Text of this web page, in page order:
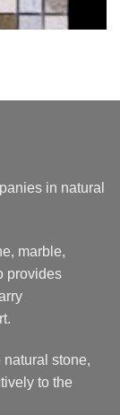
in natural
marble,
provides
natural stone,
to the